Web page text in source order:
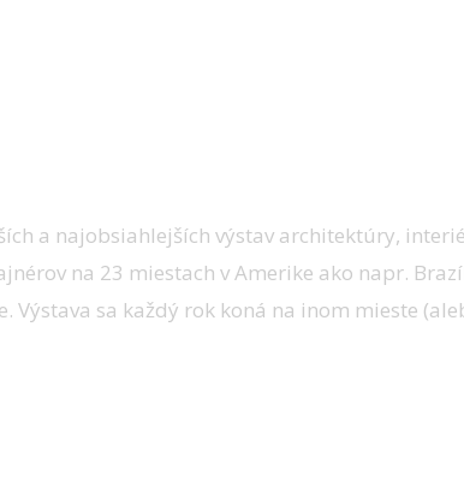
a najobsiahlejších výstav architektúry,
na 23 miestach v Amerike ako napr.
Výstava sa každý rok koná na inom mieste